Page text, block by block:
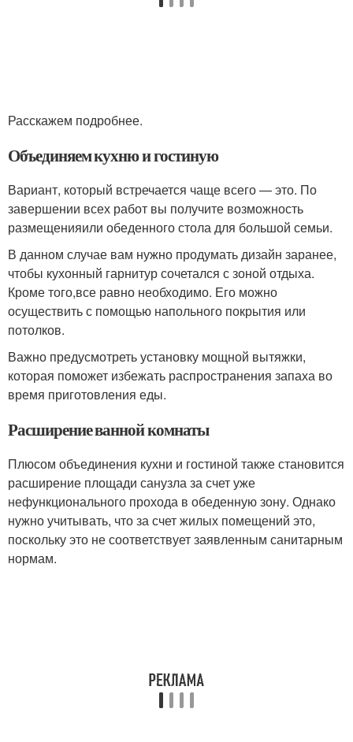
Расскажем подробнее.
Объединяем кухню и гостиную
Вариант, который встречается чаще всего — это. По
завершении всех работ вы получите возможность
размещенияили обеденного стола для большой семьи.
В данном случае вам нужно продумать дизайн заранее,
чтобы кухонный гарнитур сочетался с зоной отдыха.
Кроме того,все равно необходимо. Его можно
осуществить с помощью напольного покрытия или
потолков.
Важно предусмотреть установку мощной вытяжки,
которая поможет избежать распространения запаха во
время приготовления еды.
Расширение ванной комнаты
Плюсом объединения кухни и гостиной также становится
расширение площади санузла за счет уже
нефункционального прохода в обеденную зону. Однако
нужно учитывать, что за счет жилых помещений это,
поскольку это не соответствует заявленным санитарным
нормам.